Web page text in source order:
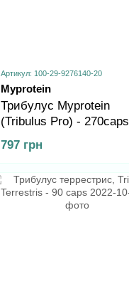
Артикул: 100-29-9276140-20
Myprotein
Трибулус Myprotein
(Tribulus Pro) - 270caps
797 грн